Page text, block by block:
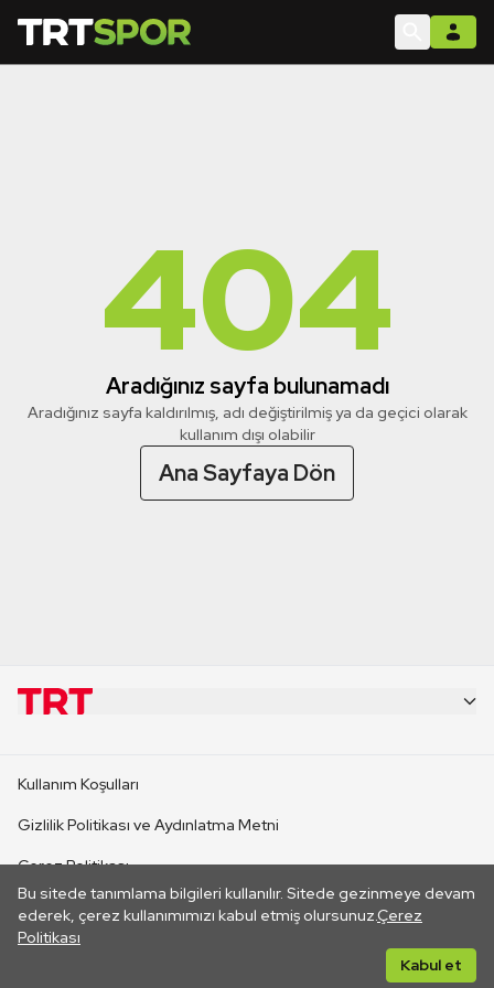
404
Aradığınız sayfa bulunamadı
Aradığınız sayfa kaldırılmış, adı değiştirilmiş ya da geçici olarak
kullanım dışı olabilir
Ana Sayfaya Dön
Bu sitede tanımlama bilgileri kullanılır. Sitede gezinmeye devam
ederek, çerez kullanımımızı kabul etmiş olursunuz.Çerez
Politikası
Kabul et
CANLI YAYINLAR
Kullanım Koşulları
Gizlilik Politikası ve Aydınlatma Metni
Çerez Politikası
İletişim
Her hakkı saklıdır. ©2026 TRT. Bağlantı yoluyla gidilen dış